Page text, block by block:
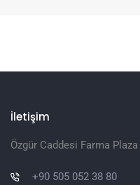
İletişim
Özgür Caddesi Farma
+90 505 052 38 80